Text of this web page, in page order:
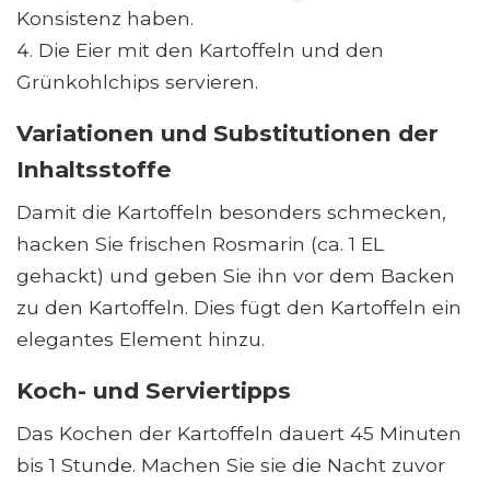
Konsistenz haben.
Die Eier mit den Kartoffeln und den
Grünkohlchips servieren.
Variationen und Substitutionen der
Inhaltsstoffe
Damit die Kartoffeln besonders schmecken,
hacken Sie frischen Rosmarin (ca. 1 EL
gehackt) und geben Sie ihn vor dem Backen
zu den Kartoffeln. Dies fügt den Kartoffeln ein
elegantes Element hinzu.
Koch- und Serviertipps
Das Kochen der Kartoffeln dauert 45 Minuten
bis 1 Stunde. Machen Sie sie die Nacht zuvor